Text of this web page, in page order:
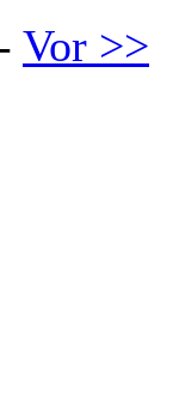
Vor >>